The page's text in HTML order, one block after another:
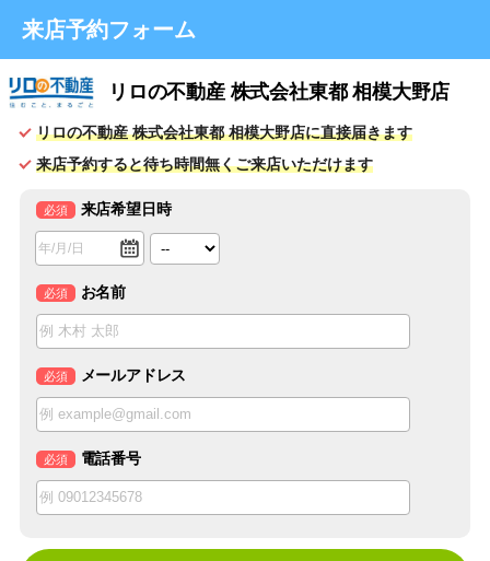
来店予約フォーム
リロの不動産 株式会社東都 相模大野店
リロの不動産 株式会社東都 相模大野店に直接届きます
来店予約すると待ち時間無くご来店いただけます
必須 来店希望日時
必須 お名前
必須 メールアドレス
必須 電話番号